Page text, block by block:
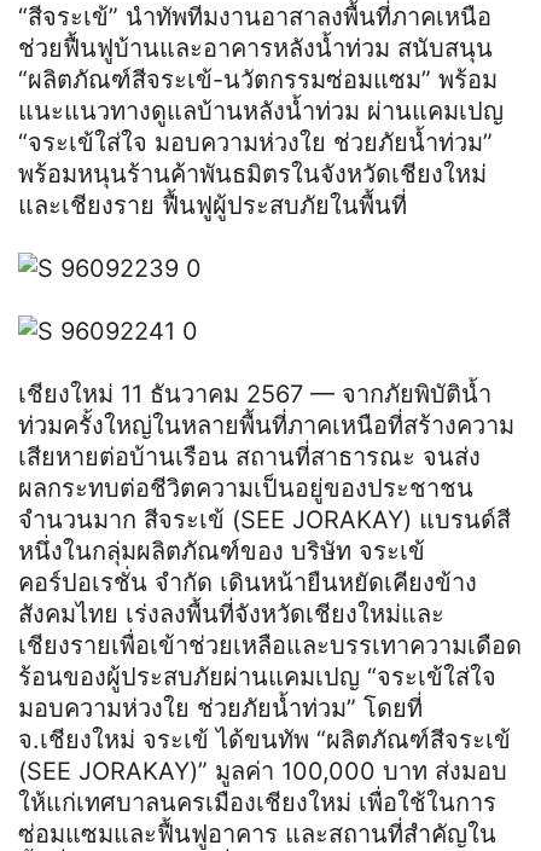
“สีจระเข้” นำทัพทีมงานอาสาลงพื้นที่ภาคเหนือ
ช่วยฟื้นฟูบ้านและอาคารหลังน้ำท่วม สนับสนุน
“ผลิตภัณฑ์สีจระเข้-นวัตกรรมซ่อมแซม” พร้อม
แนะแนวทางดูแลบ้านหลังน้ำท่วม ผ่านแคมเปญ
“จระเข้ใส่ใจ มอบความห่วงใย ช่วยภัยน้ำท่วม”
พร้อมหนุนร้านค้าพันธมิตรในจังหวัดเชียงใหม่
และเชียงราย ฟื้นฟูผู้ประสบภัยในพื้นที่
เชียงใหม่ 11 ธันวาคม 2567 — จากภัยพิบัติน้ำ
ท่วมครั้งใหญ่ในหลายพื้นที่ภาคเหนือที่สร้างความ
เสียหายต่อบ้านเรือน สถานที่สาธารณะ จนส่ง
ผลกระทบต่อชีวิตความเป็นอยู่ของประชาชน
จำนวนมาก สีจระเข้ (SEE JORAKAY) แบรนด์สี
หนึ่งในกลุ่มผลิตภัณฑ์ของ บริษัท จระเข้
คอร์ปอเรชั่น จำกัด เดินหน้ายืนหยัดเคียงข้าง
สังคมไทย เร่งลงพื้นที่จังหวัดเชียงใหม่และ
เชียงรายเพื่อเข้าช่วยเหลือและบรรเทาความเดือด
ร้อนของผู้ประสบภัยผ่านแคมเปญ “จระเข้ใส่ใจ
มอบความห่วงใย ช่วยภัยน้ำท่วม” โดยที่
จ.เชียงใหม่ จระเข้ ได้ขนทัพ “ผลิตภัณฑ์สีจระเข้
(SEE JORAKAY)” มูลค่า 100,000 บาท ส่งมอบ
ให้แก่เทศบาลนครเมืองเชียงใหม่ เพื่อใช้ในการ
ซ่อมแซมและฟื้นฟูอาคาร และสถานที่สำคัญใน